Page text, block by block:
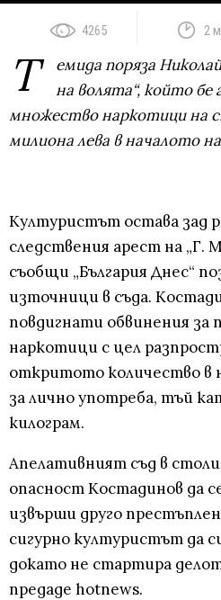
4265 2
Т
емида поряза
на волята“, който бе
множество наркотици на
милиона лева в началото
Културистът остава зад
следствения арест на „Г.
съобщи „България Днес“
източници в съда.
повдигнати обвинения за
наркотици с цел
откритото количество в
за лично употреба, тъй
килограм.
Апелативният съд в
опасност Костадинов да
извърши друго
сигурно културистът да
докато не стартира
предаде hotnews.